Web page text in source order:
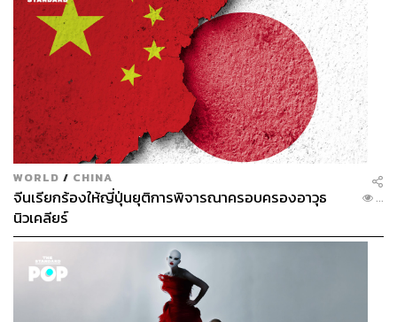
WORLD / CHINA
จีนเรียกร้องให้ญี่ปุ่นยุติการพิจารณาครอบครองอาวุธ
นิวเคลียร์
...